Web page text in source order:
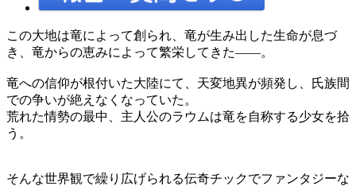
この大地は竜によって創られ、竜が生み出した生命が息づ
き、竜からの恵みによって繁栄してきた――。
竜への信仰が根付いた大陸にて、天変地異が頻発し、氏族間
での争いが絶えなくなっていた。
荒れた情勢の最中、主人公のラウムは竜を自称する少女を拾
う。
そんな世界観で繰り広げられる伝奇チックでファンタジーな